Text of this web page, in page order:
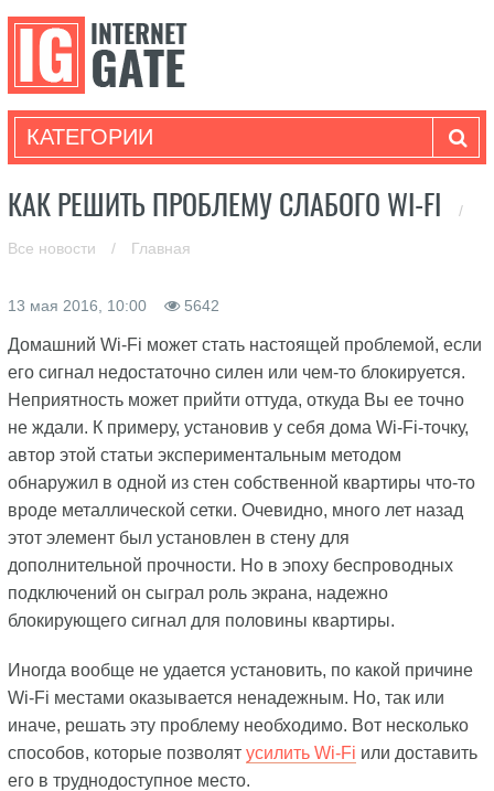
КАТЕГОРИИ
КАК РЕШИТЬ ПРОБЛЕМУ СЛАБОГО WI-FI /
Все новости / Главная
13 мая 2016, 10:00 5642
Домашний Wi-Fi может стать настоящей проблемой, если
его сигнал недостаточно силен или чем-то блокируется.
Неприятность может прийти оттуда, откуда Вы ее точно
не ждали. К примеру, установив у себя дома Wi-Fi-точку,
автор этой статьи экспериментальным методом
обнаружил в одной из стен собственной квартиры что-то
вроде металлической сетки. Очевидно, много лет назад
этот элемент был установлен в стену для
дополнительной прочности. Но в эпоху беспроводных
подключений он сыграл роль экрана, надежно
блокирующего сигнал для половины квартиры.
Иногда вообще не удается установить, по какой причине
Wi-Fi местами оказывается ненадежным. Но, так или
иначе, решать эту проблему необходимо. Вот несколько
способов, которые позволят усилить Wi-Fi или доставить
его в труднодоступное место.